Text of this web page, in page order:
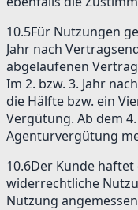
10.5Für Nutzungen
Jahr nach
abgelaufenen
Im 2. bzw. 3. Jahr
die Hälfte bzw. ein
Vergütung. Ab dem
Agenturvergütung
10.6Der Kunde
widerrechtliche
Nutzung